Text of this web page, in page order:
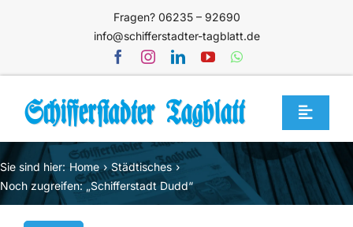
Fragen? 06235 – 92690
info@schifferstadter-tagblatt.de
Toggle
Home
Themen
Blog
Sie sind hier: Home
Städtisches
Noch zugreifen: „Schifferstadt Dudd“